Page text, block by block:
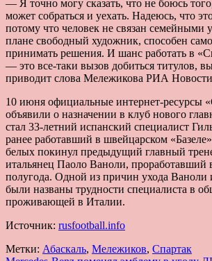
— Я точно могу сказать, что не боюсь
может собраться и уехать. Надеюсь, что
потому что человек не связан семейными
плане свободный художник, способен
принимать решения. И шанс работать в
— это все-таки вызов добиться титулов,
приводит слова Мележикова РИА
10 июня официальные интернет-ресурсы
объявили о назначении в клуб нового
стал 33-летний испанский специалист
ранее работавший в швейцарском
белых покинул предыдущий главный
итальянец Паоло Ваноли, проработавший
полугода. Одной из причин ухода Ваноли
были названы трудности специалиста в
проживающей в Италии.
Источник: rusfootball.info
Метки: Абаскаль, Мележиков, Спартак